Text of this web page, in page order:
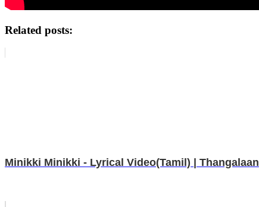
Related posts:
Minikki Minikki - Lyrical Video(Tamil) | Thangalaan